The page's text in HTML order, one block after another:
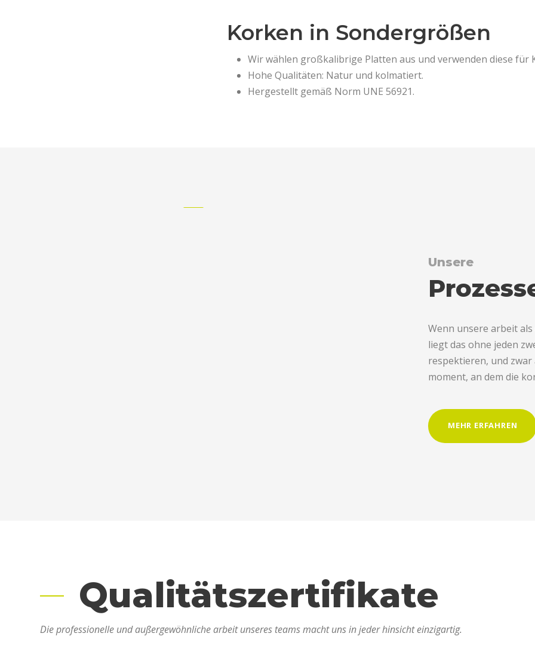
Korken in Sondergrößen
Wir wählen großkalibrige Platten aus und verwenden diese für
Hohe Qualitäten: Natur und kolmatiert.
Hergestellt gemäß Norm UNE 56921.
Unsere
Wenn unsere arbeit
liegt das ohne jeden
respektieren, und
moment, an dem die
MEHR ERFAHREN
Qualitätszertifikate
Die professionelle und außergewöhnliche arbeit unseres teams macht uns in jeder hinsicht einzigartig.